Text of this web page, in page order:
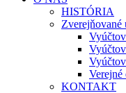
HISTÓRIA
Zverejňované
Verejné
KONTAKT